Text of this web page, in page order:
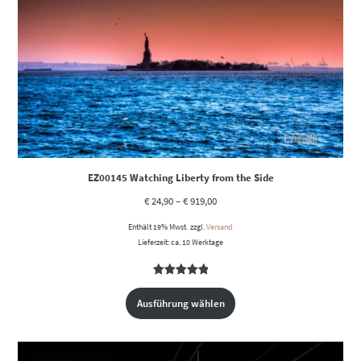
EZ00145 Watching Liberty from the Side
€24,90–€919,00
Enthält 19% Mwst. zzgl.Versand
Lieferzeit: ca. 10 Werktage
mit5.00
von 5,
Ausführung wählen